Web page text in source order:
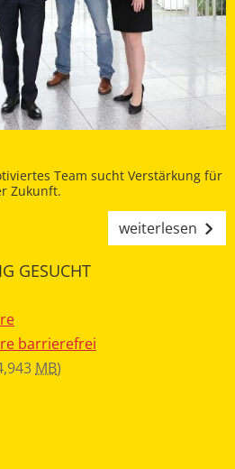
Team sucht Verstärkung für
Zukunft.
weiterlesen
GESUCHT
barrierefrei
MB)